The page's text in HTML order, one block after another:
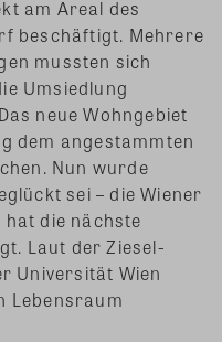
am Areal des
beschäftigt. Mehrere
mussten sich
Umsiedlung
neue Wohngebiet
dem angestammten
Nun wurde
sei – die Wiener
die nächste
Laut der Ziesel-
Universität Wien
Lebensraum